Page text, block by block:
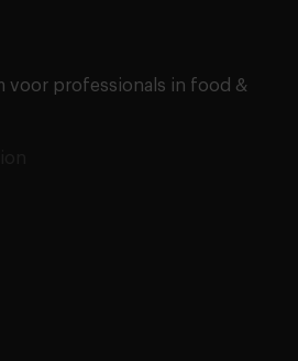
voor professionals in food &